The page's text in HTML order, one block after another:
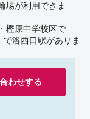
場が利用できま
樫原中学校区で
洛西口駅がありま
わせする